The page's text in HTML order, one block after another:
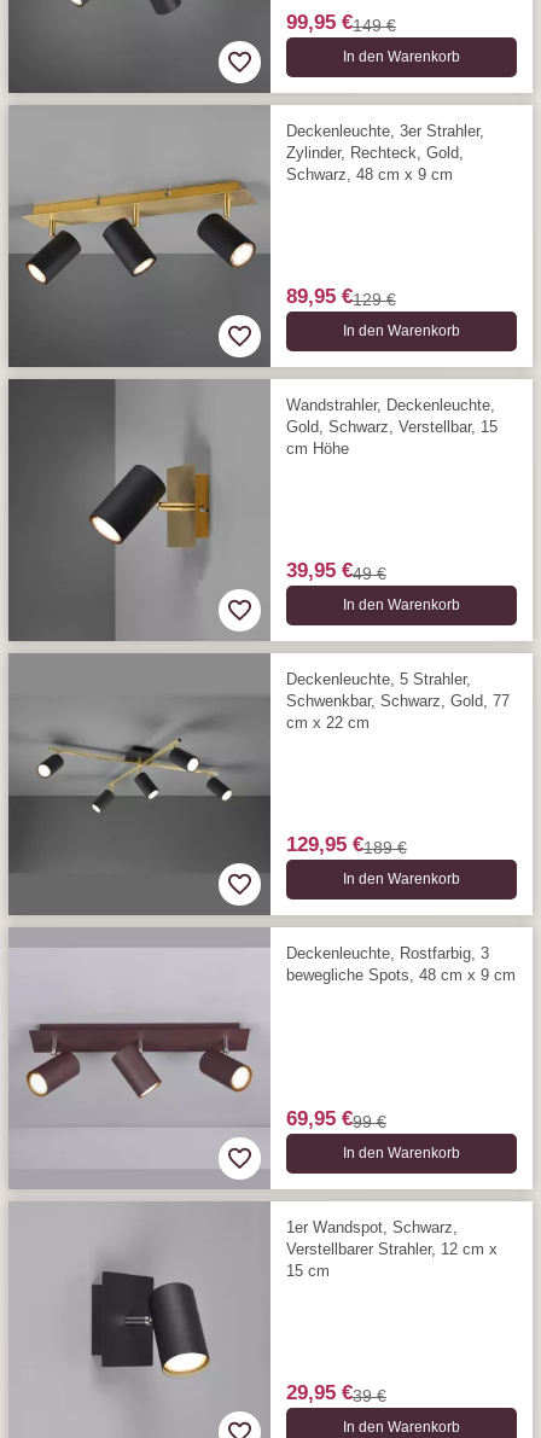
99,95 €149 €
In den Warenkorb
Deckenleuchte, 3er Strahler,
Zylinder, Rechteck, Gold,
Schwarz, 48 cm x 9 cm
89,95 €129 €
In den Warenkorb
Wandstrahler, Deckenleuchte,
Gold, Schwarz, Verstellbar, 15
cm Höhe
39,95 €49 €
In den Warenkorb
Deckenleuchte, 5 Strahler,
Schwenkbar, Schwarz, Gold, 77
cm x 22 cm
129,95 €189 €
In den Warenkorb
Deckenleuchte, Rostfarbig, 3
bewegliche Spots, 48 cm x 9 cm
69,95 €99 €
In den Warenkorb
1er Wandspot, Schwarz,
Verstellbarer Strahler, 12 cm x
15 cm
29,95 €39 €
In den Warenkorb